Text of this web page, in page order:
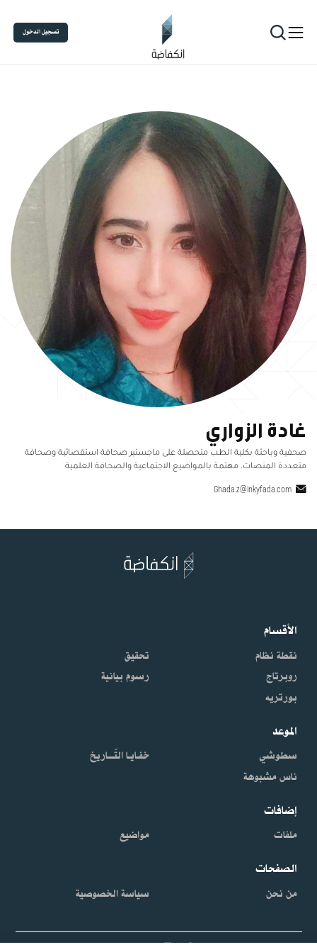
تسجيل الدخول
غادة الزواري
صحفية وباحثة بكلية الطب متحصلة على ماجستير صحافة استقصائية وصحافة
متعددة المنصات. مهتمة بالمواضيع الاجتماعية والصحافة العلمية
Ghada.z@inkyfada.com
الأقسام
نقطة نظام
تحقيق
روبرتاج
رسوم بيانية
بورتريه
الموعد
سطوشي
خفـايـا التّـــاريخ
ناس مشبوهة
إضافات
ملفات مواضيع
الصفحات
من نحن سياسة الخصوصية